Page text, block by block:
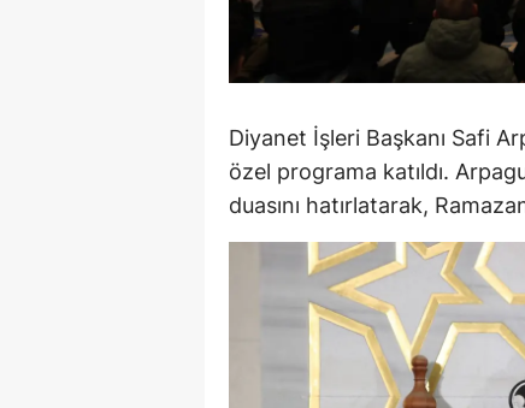
Diyanet İşleri Başkanı Safi
özel programa katıldı.
duasını hatırlatarak,